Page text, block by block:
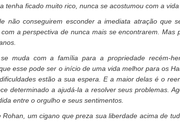
tenha ficado muito rico, nunca se acostumou com a
não conseguirem esconder a imediata atração que
com a perspectiva de nunca mais se encontrarem. Mas
muda com a família para a propriedade recém-
esse pode ser o início de uma vida melhor para os
estão a sua espera. E a maior delas é o
determinado a ajudá-la a resolver seus problemas.
entre o orgulho e seus sentimentos.
Rohan, um cigano que preza sua liberdade acima de